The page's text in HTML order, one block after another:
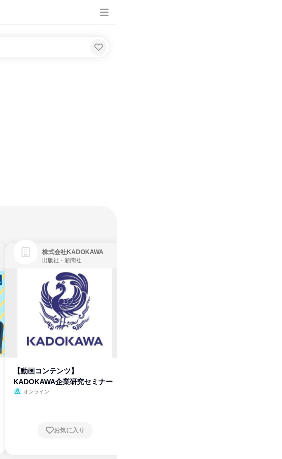
株式会社KADOKAWA
出版社・新聞社
【動画コンテンツ】
KADOKAWA企業研究セミナー
オンライン
お気に入り